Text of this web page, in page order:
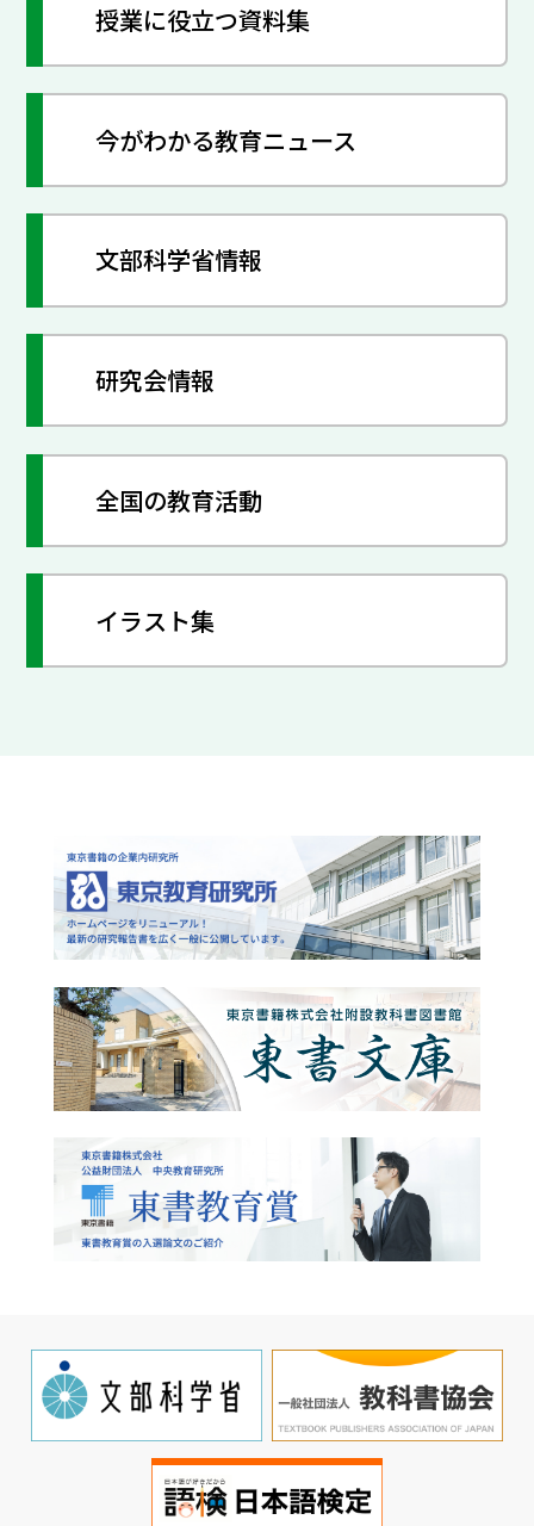
授業に役立つ資料集
今がわかる教育ニュース
文部科学省情報
研究会情報
全国の教育活動
イラスト集